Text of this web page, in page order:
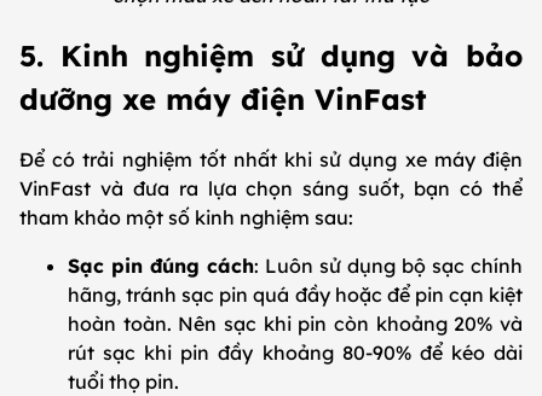
5. Kinh nghiệm sử dụng và bảo
dưỡng xe máy điện VinFast
Để có trải nghiệm tốt nhất khi sử dụng xe máy điện
VinFast và đưa ra lựa chọn sáng suốt, bạn có thể
tham khảo một số kinh nghiệm sau:
Sạc pin đúng cách: Luôn sử dụng bộ sạc chính
hãng, tránh sạc pin quá đầy hoặc để pin cạn kiệt
hoàn toàn. Nên sạc khi pin còn khoảng 20% và
rút sạc khi pin đầy khoảng 80-90% để kéo dài
tuổi thọ pin.